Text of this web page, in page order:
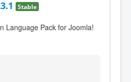
Stable
Language Pack for Joomla!